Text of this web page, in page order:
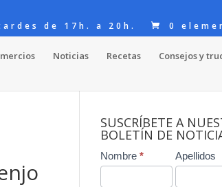
tardes de 17h. a 20h.
0
Noticias Recetas Consejos y
SUSCRÍBETE A
BOLETÍN DE
Contact
Us
Nombre * Apellidos